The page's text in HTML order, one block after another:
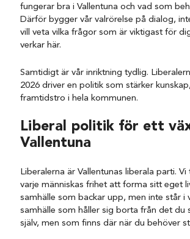
fungerar bra i Vallentuna och vad som
Därför bygger vår valrörelse på dialog,
vill veta vilka frågor som är viktigast för
verkar här.
Samtidigt är vår inriktning tydlig.
2026 driver en politik som stärker
framtidstro i hela kommunen.
Liberal politik för ett
Vallentuna
Liberalerna är Vallentunas liberala parti.
varje människas frihet att forma sitt eget
samhälle som backar upp, men inte står i
samhälle som håller sig borta från det du
själv, men som finns där när du behöver